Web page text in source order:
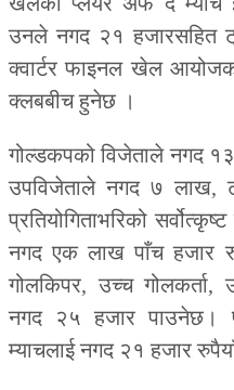
उनले नगद २१ हजारसहित
क्वार्टर फाइनल खेल
क्लबबीच हुनेछ ।
गोल्डकपको विजेताले नगद
उपविजेताले नगद ७ लाख,
प्रतियोगिताभरिको
नगद एक लाख पाँच हजार
गोलकिपर, उच्च गोलकर्ता,
नगद २५ हजार
म्याचलाई नगद २१ हजार